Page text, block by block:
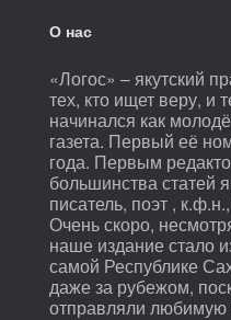
О нас
«Логос» – якутский
тех, кто ищет веру, и
начинался как
газета. Первый её
года. Первым
большинства статей
писатель, поэт ,
Очень скоро,
наше издание стало
самой Республике
даже за рубежом,
отправляли любимую